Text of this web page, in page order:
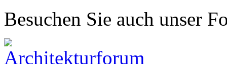
Besuchen Sie auch unser